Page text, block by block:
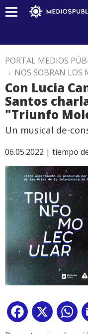
PORTAL MEDIOS
. NOS SOBRAN LOS
Con Lucia
Santos
"Triunfo
Un musical de-
06.05.2022 | tiempo
Facebook
X